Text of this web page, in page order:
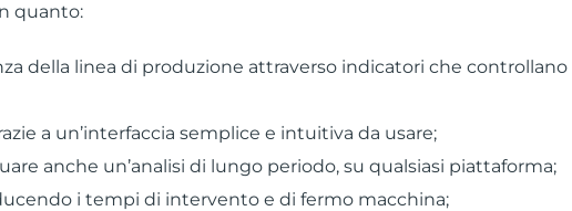
quanto:
della linea di produzione attraverso indicatori che
a un’interfaccia semplice e intuitiva da usare;
anche un’analisi di lungo periodo, su qualsiasi piattaforma;
i tempi di intervento e di fermo macchina;